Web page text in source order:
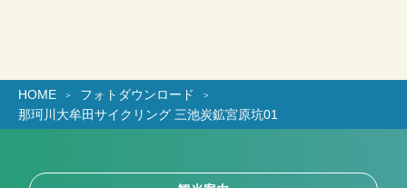
HOME
フォトダウンロード
那珂川大牟田サイクリング 三池炭鉱宮原坑01